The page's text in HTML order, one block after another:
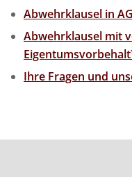
Abwehrklausel in
Abwehrklausel mit
Ihre Fragen und